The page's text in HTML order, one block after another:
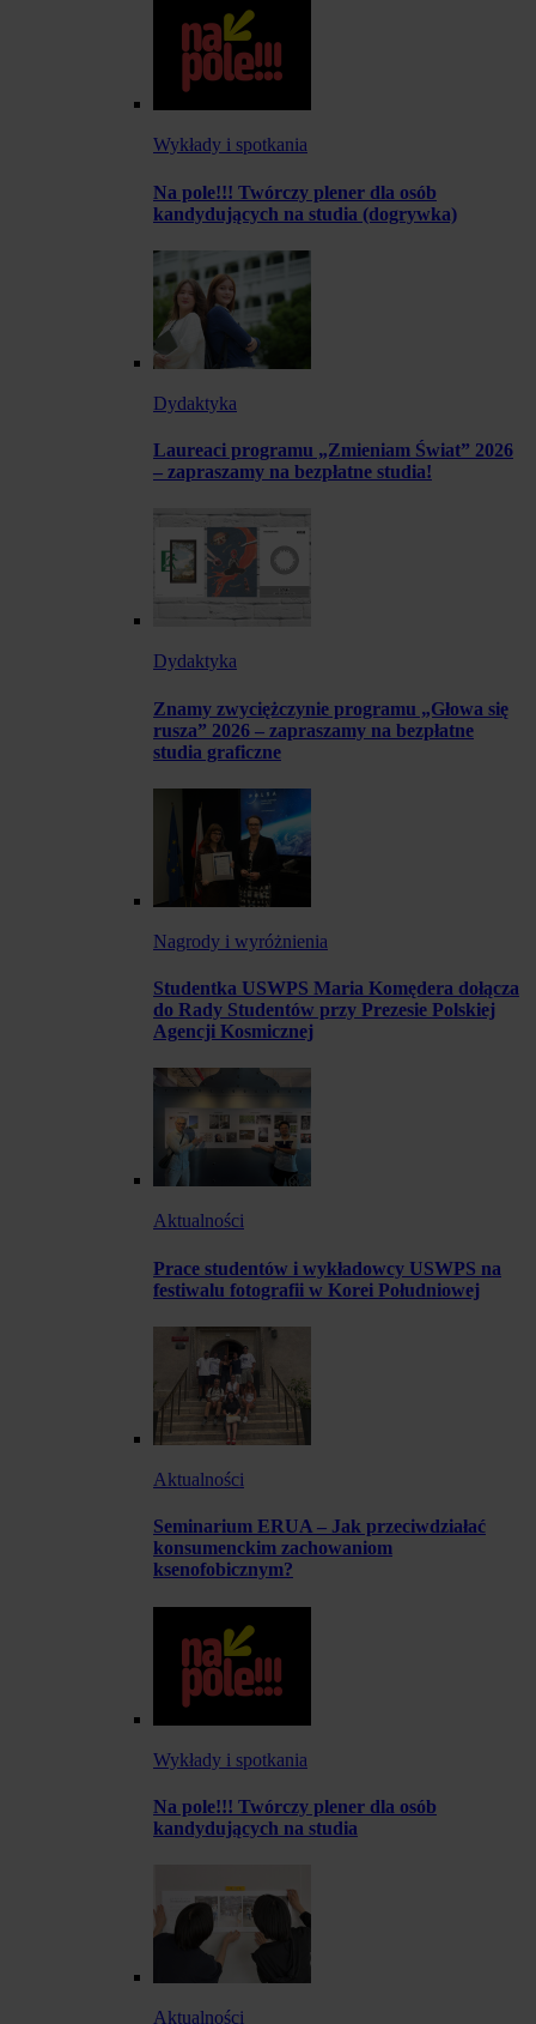
Wykłady i spotkania
Na pole!!! Twórczy plener dla osób
kandydujących na studia (dogrywka)
Dydaktyka
Laureaci programu „Zmieniam Świat” 2026
– zapraszamy na bezpłatne studia!
Dydaktyka
Znamy zwyciężczynie programu „Głowa się
rusza” 2026 – zapraszamy na bezpłatne
studia graficzne
Nagrody i wyróżnienia
Studentka USWPS Maria Komędera dołącza
do Rady Studentów przy Prezesie Polskiej
Agencji Kosmicznej
Aktualności
Prace studentów i wykładowcy USWPS na
festiwalu fotografii w Korei Południowej
Aktualności
Seminarium ERUA – Jak przeciwdziałać
konsumenckim zachowaniom
ksenofobicznym?
Wykłady i spotkania
Na pole!!! Twórczy plener dla osób
kandydujących na studia
Aktualności